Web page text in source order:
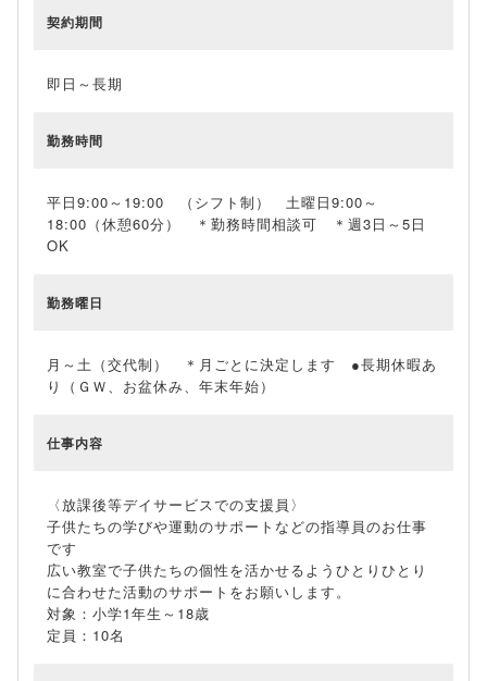
契約期間
即日～長期
勤務時間
平日9:00～19:00 （シフト制） 土曜日9:00～
18:00（休憩60分） ＊勤務時間相談可 ＊週3日～5日
OK
勤務曜日
月～土（交代制） ＊月ごとに決定します ●長期休暇あ
り（ＧＷ、お盆休み、年末年始）
仕事内容
〈放課後等デイサービスでの支援員〉
子供たちの学びや運動のサポートなどの指導員のお仕事
です
広い教室で子供たちの個性を活かせるようひとりひとり
に合わせた活動のサポートをお願いします。
対象：小学1年生～18歳
定員：10名